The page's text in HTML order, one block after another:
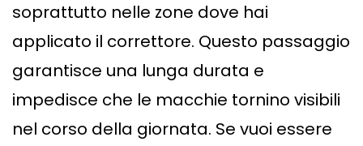
soprattutto nelle zone dove hai
applicato il correttore. Questo passaggio
garantisce una lunga durata e
impedisce che le macchie tornino visibili
nel corso della giornata. Se vuoi essere